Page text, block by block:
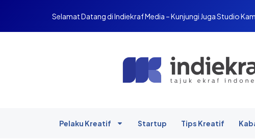
Selamat Datang di Indiekraf Media – Kunjungi Juga Studio
Pelaku Kreatif Startup Tips Kreatif